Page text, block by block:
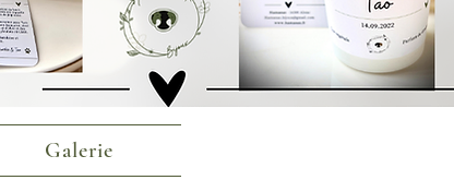
Galerie